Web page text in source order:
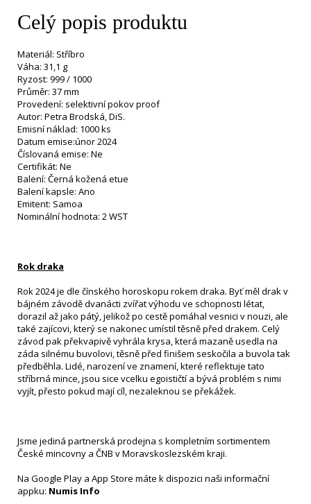
Celý popis produktu
Materiál: Stříbro
Váha: 31,1 g
Ryzost: 999 / 1000
Průměr: 37 mm
Provedení: selektivní pokov proof
Autor: Petra Brodská, DiS.
Emisní náklad: 1000 ks
Datum emise:únor 2024
Číslovaná emise: Ne
Certifikát: Ne
Balení: Černá kožená etue
Balení kapsle: Ano
Emitent: Samoa
Nominální hodnota: 2 WST
Rok draka
Rok 2024 je dle čínského horoskopu rokem draka. Byť měl drak v
bájném závodě dvanácti zvířat výhodu ve schopnosti létat,
dorazil až jako pátý, jelikož po cestě pomáhal vesnici v nouzi, ale
také zajícovi, který se nakonec umístil těsně před drakem. Celý
závod pak překvapivě vyhrála krysa, která mazaně usedla na
záda silnému buvolovi, těsně před finišem seskočila a buvola tak
předběhla. Lidé, narození ve znamení, které reflektuje tato
stříbrná mince, jsou sice vcelku egoističtí a bývá problém s nimi
vyjít, přesto pokud mají cíl, nezaleknou se překážek.
Jsme jediná partnerská prodejna s kompletním sortimentem
České mincovny a ČNB v Moravskoslezském kraji.
Na Google Play a App Store máte k dispozici naši informační
appku: Numis Info